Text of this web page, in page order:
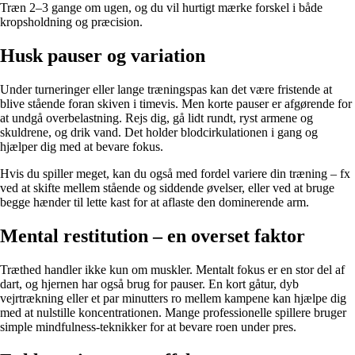
Træn 2–3 gange om ugen, og du vil hurtigt mærke forskel i både
kropsholdning og præcision.
Husk pauser og variation
Under turneringer eller lange træningspas kan det være fristende at
blive stående foran skiven i timevis. Men korte pauser er afgørende for
at undgå overbelastning. Rejs dig, gå lidt rundt, ryst armene og
skuldrene, og drik vand. Det holder blodcirkulationen i gang og
hjælper dig med at bevare fokus.
Hvis du spiller meget, kan du også med fordel variere din træning – fx
ved at skifte mellem stående og siddende øvelser, eller ved at bruge
begge hænder til lette kast for at aflaste den dominerende arm.
Mental restitution – en overset faktor
Træthed handler ikke kun om muskler. Mentalt fokus er en stor del af
dart, og hjernen har også brug for pauser. En kort gåtur, dyb
vejrtrækning eller et par minutters ro mellem kampene kan hjælpe dig
med at nulstille koncentrationen. Mange professionelle spillere bruger
simple mindfulness-teknikker for at bevare roen under pres.